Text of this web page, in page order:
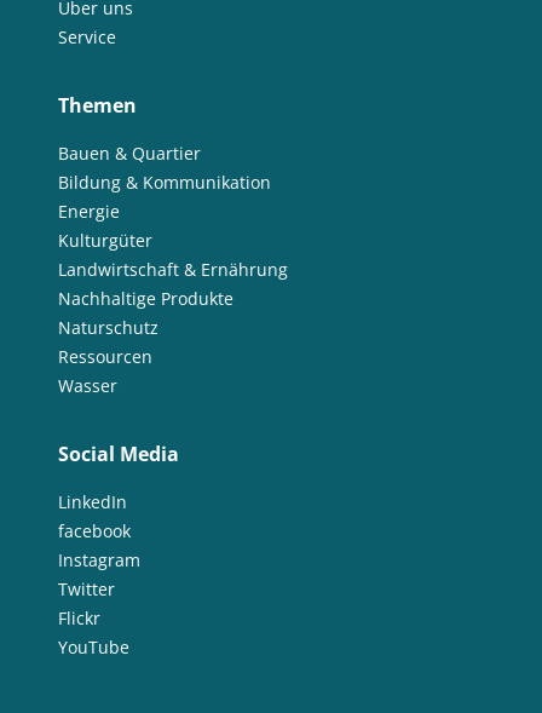
Über uns
Service
Themen
Bauen & Quartier
Bildung & Kommunikation
Energie
Kulturgüter
Landwirtschaft & Ernährung
Nachhaltige Produkte
Naturschutz
Ressourcen
Wasser
Social Media
LinkedIn
facebook
Instagram
Twitter
Flickr
YouTube